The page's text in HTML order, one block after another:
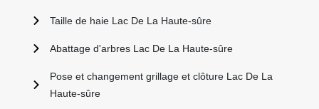
Taille de haie Lac De La Haute-sûre
Abattage d'arbres Lac De La Haute-sûre
Pose et changement grillage et clôture Lac De La
Haute-sûre